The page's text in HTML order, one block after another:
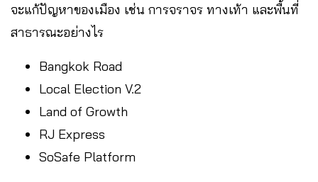
จะแก้ปัญหาของเมือง เช่น การจราจร ทางเท้า และพื้นที่
สาธารณะอย่างไร
Bangkok Road
Local Election V.2
Land of Growth
RJ Express
SoSafe Platform